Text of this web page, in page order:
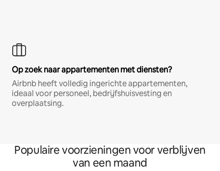
Op zoek naar appartementen met diensten?
Airbnb heeft volledig ingerichte appartementen,
ideaal voor personeel, bedrijfshuisvesting en
overplaatsing.
Populaire voorzieningen voor verblijven
van een maand